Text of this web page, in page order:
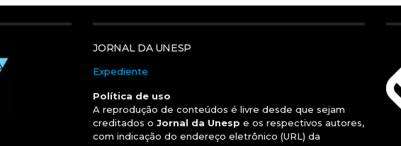
JORNAL DA UNESP
Expediente
Política de uso
A reprodução de conteúdos é livre desde que sejam
creditados oJornal da Unesp e os respectivos autores,
com indicação do endereço eletrônico (URL) da